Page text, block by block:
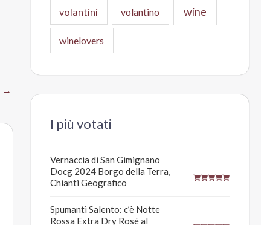
→
volantini volantino wine
winelovers
I più votati
Vernaccia di San Gimignano
Docg 2024 Borgo della Terra,
Chianti Geografico
Spumanti Salento: c’è Notte
Rossa Extra Dry Rosé al